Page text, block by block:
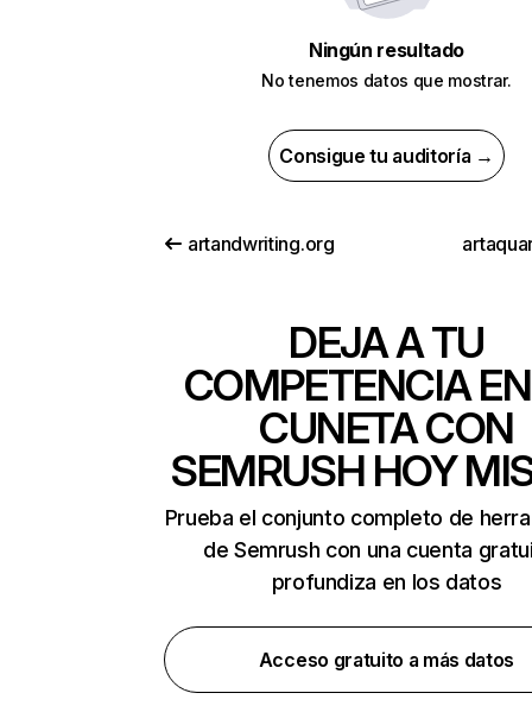
Ningún resultado
No tenemos datos que mostrar.
Consigue tu auditoría →
artandwriting.org
DEJA A TU
COMPETENCIA
CUNETA CON
SEMRUSH HOY
Prueba el conjunto completo de
de Semrush con una cuenta
profundiza en los datos
Acceso gratuito a más datos